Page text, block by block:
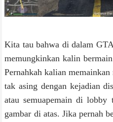
Kita tau bahwa di dalam
memungkinkan kalin
Pernahkah kalian
tak asing dengan kejadian
atau semuapemain di
gambar di atas. Jika pernah